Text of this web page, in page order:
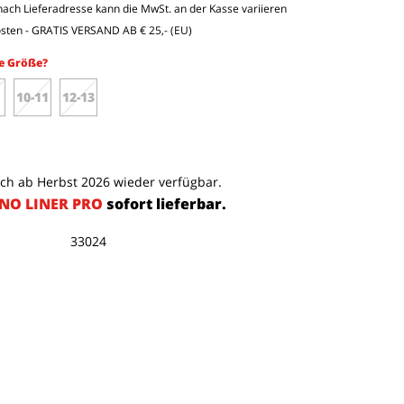
Lieferadresse kann die MwSt. an der Kasse variieren
- GRATIS VERSAND AB € 25,- (EU)
Größe?
10-11 12-13
ab Herbst 2026 wieder verfügbar.
LINER PRO sofort lieferbar.
33024